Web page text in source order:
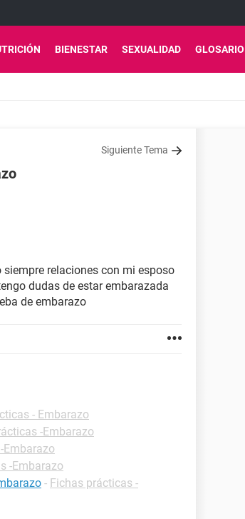
BIENESTAR SEXUALIDAD GLOSARIO
Siguiente Tema
relaciones con mi esposo
dudas de estar embarazada
de embarazo
- Embarazo
-Embarazo
Embarazo
-Embarazo
- Fichas prácticas -